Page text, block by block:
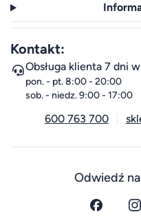
Kontakt:
Obsługa klienta 7 dni
pon. - pt. 8:00 - 20:00
sob. - niedz. 9:00 - 17:00
600 763 700
Odwiedź